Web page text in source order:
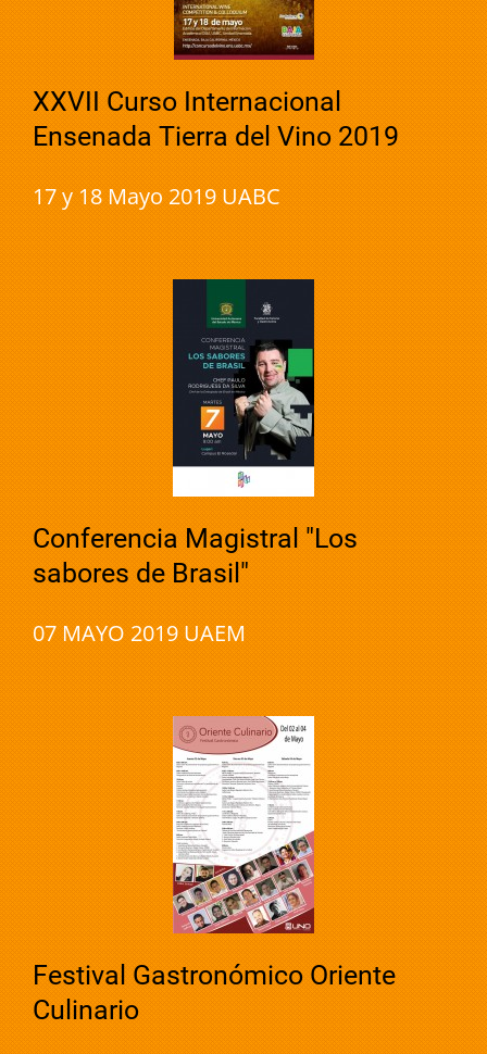
XXVII Curso Internacional
Ensenada Tierra del Vino 2019
17 y 18 Mayo 2019 UABC
Conferencia Magistral "Los
sabores de Brasil"
07 MAYO 2019 UAEM
Festival Gastronómico Oriente
Culinario